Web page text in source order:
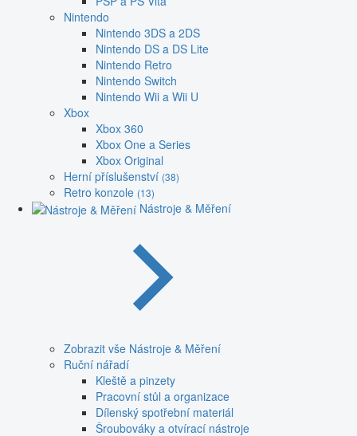
Nintendo
Nintendo 3DS a 2DS
Nintendo DS a DS Lite
Nintendo Retro
Nintendo Switch
Nintendo Wii a Wii U
Xbox
Xbox 360
Xbox One a Series
Xbox Original
Herní příslušenství (38)
Retro konzole (13)
Nástroje & Měření
Zobrazit vše Nástroje & Měření
Ruční nářadí
Kleště a pinzety
Pracovní stůl a organizace
Dílenský spotřební materiál
Šroubováky a otvírací nástroje